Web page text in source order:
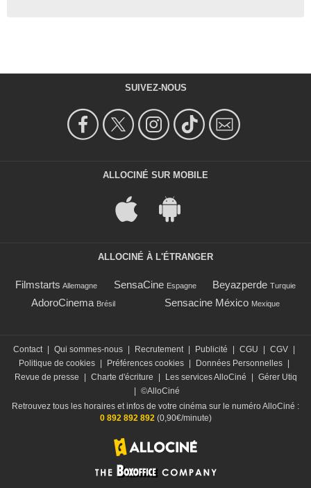
SUIVEZ-NOUS
ALLOCINÉ SUR MOBILE
ALLOCINÉ À L'ÉTRANGER
Filmstarts Allemagne SensaCine Espagne Beyazperde Turquie
AdoroCinema Brésil Sensacine México Mexique
Contact | Qui sommes-nous | Recrutement | Publicité | CGU | CGV |
Politique de cookies | Préférences cookies | Données Personnelles |
Revue de presse
| Charte d'écriture | Les services AlloCiné | Gérer Utiq
| ©AlloCiné
Retrouvez tous les horaires et infos de votre cinéma sur le numéro AlloCiné :
0 892 892 892 (0,90€/minute)